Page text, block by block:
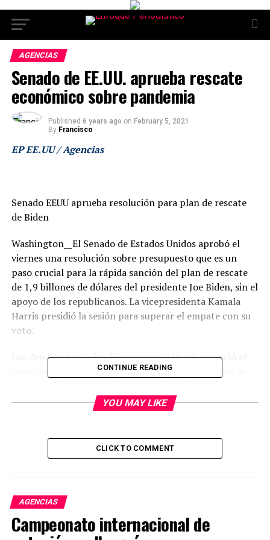
AGENCIAS
Senado de EE.UU. aprueba rescate
económico sobre pandemia
Published 6 years ago on February 5, 2021
By Francisco
EP EE.UU / Agencias
Senado EEUU aprueba resolución para plan de rescate
de Biden
Washington__El Senado de Estados Unidos aprobó el
viernes una resolución sobre presupuesto que es un
paso crucial para la rápida sanción del plan de rescate
de 1,9 billones de dólares del presidente Joe Biden, sin el
apoyo de los republicanos. La vicepresidenta Kamala
Harris presidió la sesión para superar el empate con su
voto.
Los demócratas aplaudieron cuando Harris anunció el
resultado, 51-50 a favor de la resolución, alrededor de
toda la noche, los senadores votaron sobre enmiendas
que definirían los contornos de la ley de ayuda por el
El proyecto regresa a la Cámara de Representantes, que
la fase siguiente de elaboración del proyecto, a cargo de
CONTINUE READING
YOU MAY LIKE
CLICK TO COMMENT
AGENCIAS
Campeonato internacional de